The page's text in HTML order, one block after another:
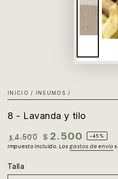
INICIO / INSUMOS /
8 - Lavanda y tilo
Precio
$ 4.500
Precio
$ 2.500 –45%
Impuesto incluido. Losgastos de envío
Talla